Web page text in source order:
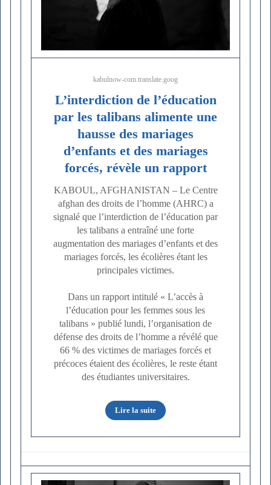
kabulnow-com.translate.goog
L’interdiction de l’éducation
par les talibans alimente une
hausse des mariages
d’enfants et des mariages
forcés, révèle un rapport
KABOUL, AFGHANISTAN – Le Centre
afghan des droits de l’homme (AHRC) a
signalé que l’interdiction de l’éducation par
les talibans a entraîné une forte
augmentation des mariages d’enfants et des
mariages forcés, les écolières étant les
principales victimes.
Dans un rapport intitulé « L’accès à
l’éducation pour les femmes sous les
talibans » publié lundi, l’organisation de
défense des droits de l’homme a révélé que
66 % des victimes de mariages forcés et
précoces étaient des écolières, le reste étant
des étudiantes universitaires.
Lire la suite